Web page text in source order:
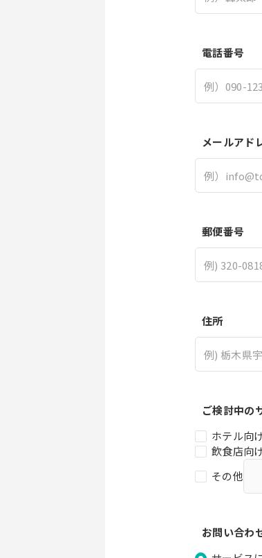
電話番号
メールアド
郵便番号
住所
ご検討中の
ホテル向
飲食店向
その他
お問い合わ